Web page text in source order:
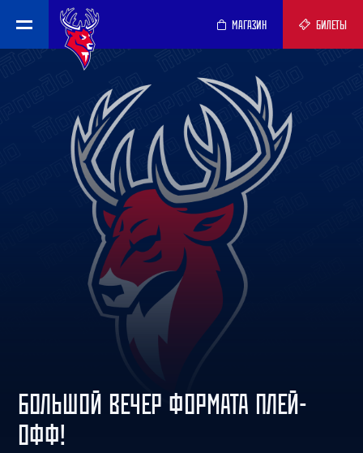
МАГАЗИН БИЛЕТЫ
БОЛЬШОЙ ВЕЧЕР ФОРМАТА ПЛЕЙ-
ОФФ!